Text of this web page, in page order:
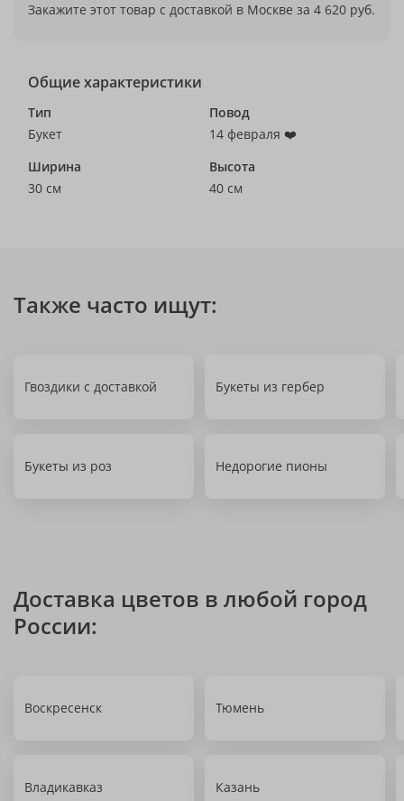
Закажите этот товар с доставкой в Москве за 4 620 руб.
Общие характеристики
Тип
Букет
Повод
14 февраля ❤️
Ширина
30 см
Высота
40 см
Также часто ищут:
Гвоздики с доставкой Букеты из гербер
Букеты из роз Недорогие пионы
Доставка цветов в любой город
России:
Воскресенск Тюмень
Владикавказ Казань